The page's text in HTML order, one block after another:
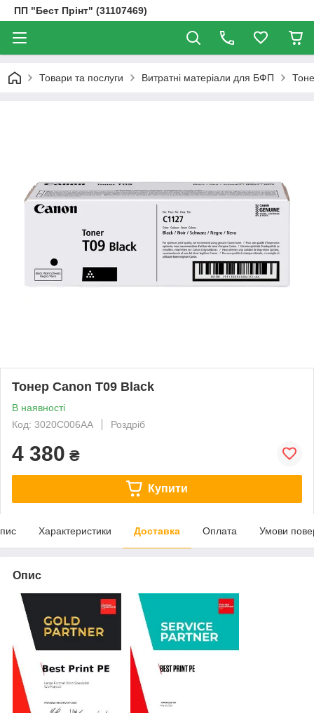
ПП "Бест Прінт" (31107469)
Товари та послуги Витратні матеріали для БФП
Тонер Canon T09 Black
В наявності
Код: 3020C006AA
Роздріб
4 380 ₴
Купити
Характеристики Доставка Оплата Умови
Опис